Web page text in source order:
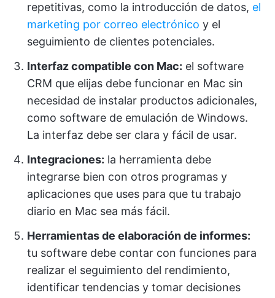
repetitivas, como la introducción de datos, el
marketing por correo electrónico y el
seguimiento de clientes potenciales.
Interfaz compatible con Mac: el software
CRM que elijas debe funcionar en Mac sin
necesidad de instalar productos adicionales,
como software de emulación de Windows.
La interfaz debe ser clara y fácil de usar.
Integraciones: la herramienta debe
integrarse bien con otros programas y
aplicaciones que uses para que tu trabajo
diario en Mac sea más fácil.
Herramientas de elaboración de informes:
tu software debe contar con funciones para
realizar el seguimiento del rendimiento,
identificar tendencias y tomar decisiones